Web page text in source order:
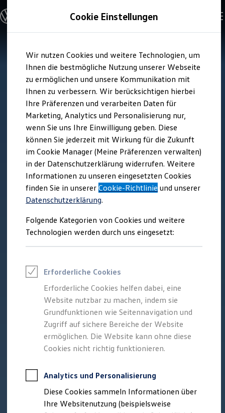
Hauptinhalt
springen
Footer
springen
Modelle und Konfigurator
Konfigurator
Modelle vergleichen
Elektroautos
ENERGY Sondermodelle
Nutzfahrzeuge
SUV und CUV
Familienautos
Kombis
Kompaktwagen
Sportwagen
Schnell verfügbare Fahrzeuge
Angebote und Produkte
Aktuelle Angebote
E-Auto-Förderung
Volkswagen Marktplatz
Die ENERGY Sondermodelle
Junge Gebrauchtwagen und Gebrauchtwagen
Volkswagen Zertifizierte Gebrauchtwagen
Elektromobilität bei Gebrauchtwagen
Saisonangebote
Reifenpakete
Leasing
Leasing-Angebote
Elektroauto Leasing
Kleinwagen-Leasing
Leasing ohne Anzahlung
Finanzierung
Autokredit mit Schlussrate
Versicherungen und Garantien
Kfz-Versicherung
Restschuldversicherungen
Garantien
Professional Class bei Volkswagen
Behörden
Direktkunden
Sonderfahrzeuge
Cookie Einstellungen
Wir nutzen Cookies und weitere Technologien, um
Ihnen die bestmögliche Nutzung unserer Webseite
zu ermöglichen und unsere Kommunikation mit
Ihnen zu verbessern. Wir berücksichtigen hierbei
Ihre Präferenzen und verarbeiten Daten für
Marketing, Analytics und Personalisierung nur,
wenn Sie uns Ihre Einwilligung geben. Diese
können Sie jederzeit mit Wirkung für die Zukunft
im Cookie Manager (Meine Präferenzen verwalten)
in der Datenschutzerklärung widerrufen. Weitere
Informationen zu unseren eingesetzten Cookies
finden Sie in unsererCookie-Richtlinie und unserer
Datenschutzerklärung.
Folgende Kategorien von Cookies und weitere
Technologien werden durch uns eingesetzt:
Erforderliche Cookies
Erforderliche Cookies helfen dabei, eine
Website nutzbar zu machen, indem sie
Grundfunktionen wie Seitennavigation und
Zugriff auf sichere Bereiche der Website
ermöglichen. Die Website kann ohne diese
Cookies nicht richtig funktionieren.
Analytics und Personalisierung
Diese Cookies sammeln Informationen über
Ihre Websitenutzung (beispielsweise